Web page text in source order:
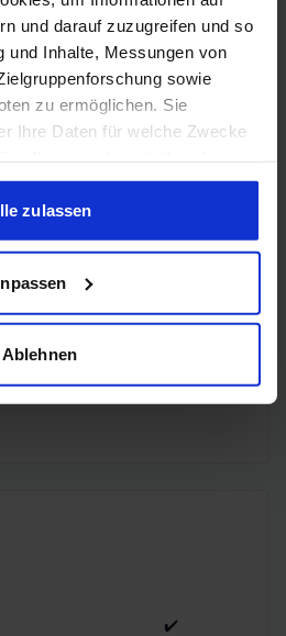
und darauf zuzugreifen und so
und Inhalte, Messungen von
sowie
zu ermöglichen. Sie
Ihre Daten für welche Zwecke
Klicken auf das Privacy
widerrufen
geografische Lage erfassen,
Meter genau sein können
Scannen nach bestimmten
wie Ihre persönlichen Daten
für soziale Medien anbieten
zulassen
Ablehnen
2x
DisplayPort
1.4a
✔️
✔️
✔️